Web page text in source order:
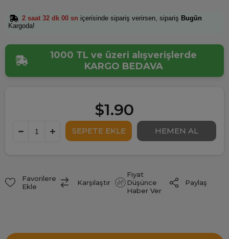
2 saat 32 dk 00 sn içerisinde sipariş verirsen, sipariş Bugün
Kargoda!
1000 TL ve üzeri alışverişlerde
KARGO BEDAVA
$1.90
Favorilere
Ekle
Karşılaştır
Fiyat
Düşünce
Haber Ver
Paylaş